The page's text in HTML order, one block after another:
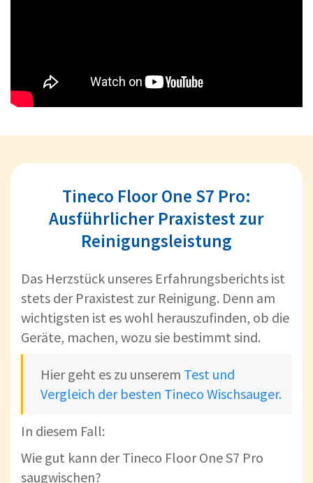
Tineco Floor One S7 Pro:
Ausführlicher Praxistest zur
Reinigungsleistung
Das Herzstück unseres Erfahrungsberichts ist
stets der Praxistest zur Reinigung. Denn am
wichtigsten ist es wohl herauszufinden, ob die
Geräte, machen, wozu sie bestimmt sind.
Hier geht es zu unserem Test und
Vergleich der besten Tineco Wischsauger.
In diesem Fall:
Wie gut kann der Tineco Floor One S7 Pro
saugwischen?